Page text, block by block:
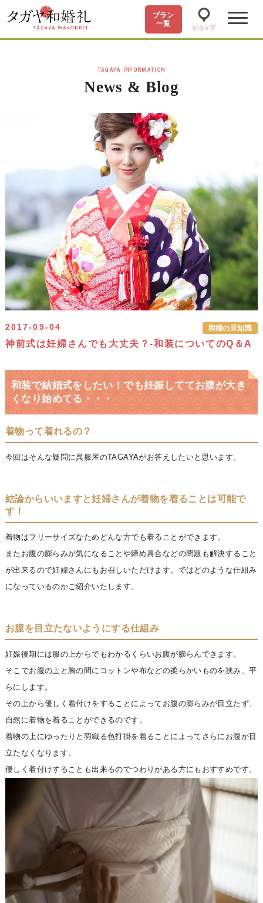
プラン
一覧
ショップ
TAGAYA INFORMATION
News & Blog
2017-09-04 和婚の豆知識
神前式は妊婦さんでも大丈夫？-和装についてのQ＆A
和装で結婚式をしたい！でも妊娠しててお腹が大き
くなり始めてる・・・
着物って着れるの？
今回はそんな疑問に呉服屋のTAGAYAがお答えしたいと思います。
結論からいいますと妊婦さんが着物を着ることは可能で
す！
着物はフリーサイズなためどんな方でも着ることができます。
またお腹の膨らみが気になることや締め具合などの問題も解決すること
が出来るので妊婦さんにもお召しいただけます。ではどのような仕組み
になっているのかご紹介いたします。
お腹を目立たないようにする仕組み
妊娠後期には服の上からでもわかるくらいお腹が膨らんできます。
そこでお腹の上と胸の間にコットンや布などの柔らかいものを挟み、平
らにします。
その上から優しく着付けをすることによってお腹の膨らみが目立たず、
自然に着物を着ることができるのです。
着物の上にゆったりと羽織る色打掛を着ることによってさらにお腹が目
立たなくなります。
優しく着付けすることも出来るのでつわりがある方にもおすすめです。